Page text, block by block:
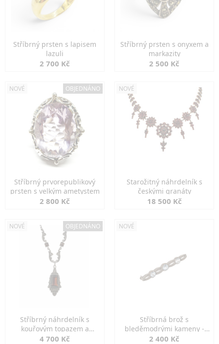
Stříbrný prsten s lapisem
lazuli
2 700 Kč
Stříbrný prsten s onyxem a
markazity
2 500 Kč
NOVÉ OBJEDNÁNO
Stříbrný prvorepublikový
prsten s velkým ametystem
2 800 Kč
NOVÉ
Starožitný náhrdelník s
českými granáty
18 500 Kč
NOVÉ OBJEDNÁNO
Stříbrný náhrdelník s
kouřovým topazem a
markazity
4 700 Kč
NOVÉ
Stříbrná brož s
bleděmodrými kameny -
jemná elegance
2 400 Kč